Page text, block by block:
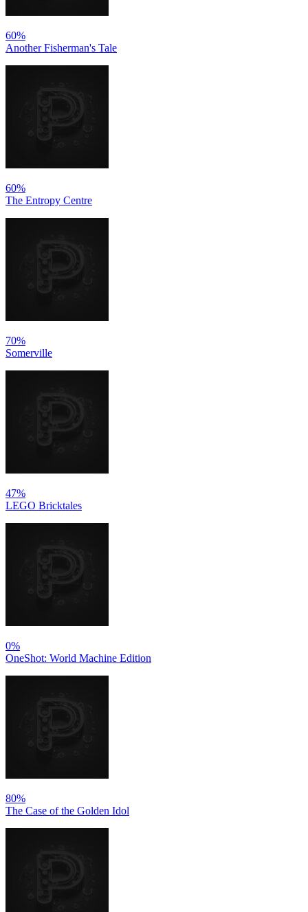
60%
Another Fisherman's Tale
60%
The Entropy Centre
70%
Somerville
47%
LEGO Bricktales
0%
OneShot: World Machine Edition
80%
The Case of the Golden Idol